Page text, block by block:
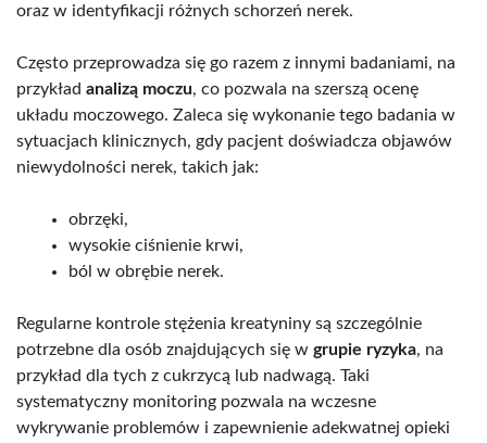
oraz w identyfikacji różnych schorzeń nerek.
Często przeprowadza się go razem z innymi badaniami, na
przykład analizą moczu, co pozwala na szerszą ocenę
układu moczowego. Zaleca się wykonanie tego badania w
sytuacjach klinicznych, gdy pacjent doświadcza objawów
niewydolności nerek, takich jak:
obrzęki,
wysokie ciśnienie krwi,
ból w obrębie nerek.
Regularne kontrole stężenia kreatyniny są szczególnie
potrzebne dla osób znajdujących się w grupie ryzyka, na
przykład dla tych z cukrzycą lub nadwagą. Taki
systematyczny monitoring pozwala na wczesne
wykrywanie problemów i zapewnienie adekwatnej opieki